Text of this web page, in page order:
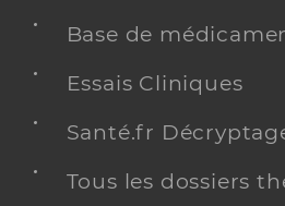
Base de
Essais Cliniques
Santé.fr
Tous les dossiers